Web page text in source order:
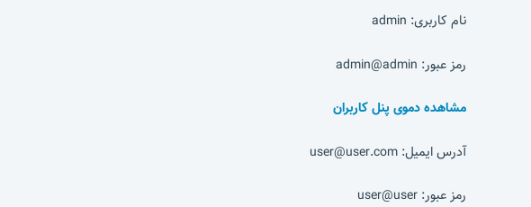
نام کاربری: admin
رمز عبور: admin@admin
مشاهده دموی پنل کاربران
آدرس ایمیل: user@user.com
رمز عبور: user@user